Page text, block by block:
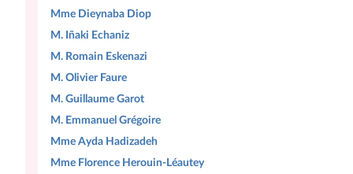
Mme Dieynaba Diop
M. Iñaki Echaniz
M. Romain Eskenazi
M. Olivier Faure
M. Guillaume Garot
M. Emmanuel Grégoire
Mme Ayda Hadizadeh
Mme Florence Herouin-Léautey